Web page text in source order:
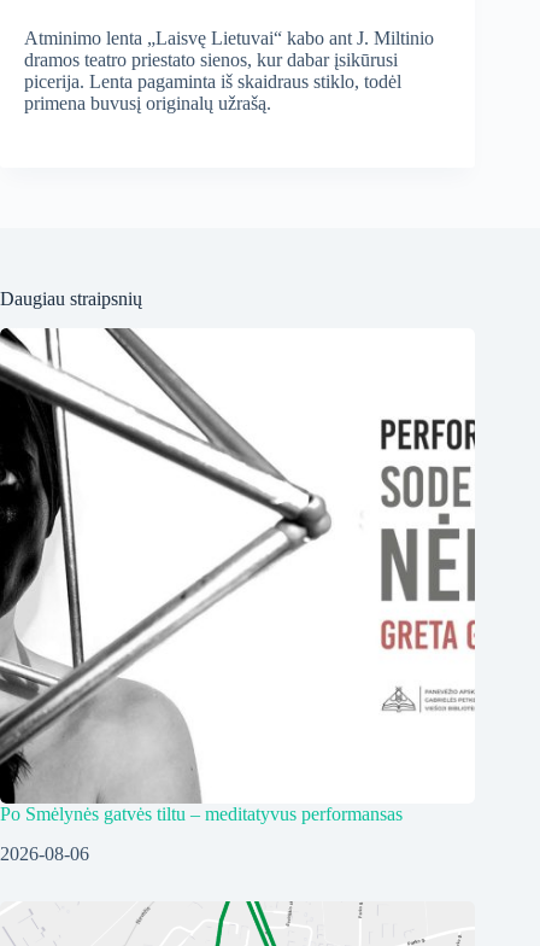
Atminimo lenta „Laisvę Lietuvai“ kabo ant J. Miltinio
dramos teatro priestato sienos, kur dabar įsikūrusi
picerija. Lenta pagaminta iš skaidraus stiklo, todėl
primena buvusį originalų užrašą.
Daugiau straipsnių
Po Smėlynės gatvės tiltu – meditatyvus performansas
2026-08-06